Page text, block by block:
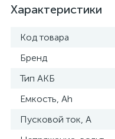
Характеристики
Код товара
Бренд
Тип АКБ
Емкость, Ah
Пусковой ток, A